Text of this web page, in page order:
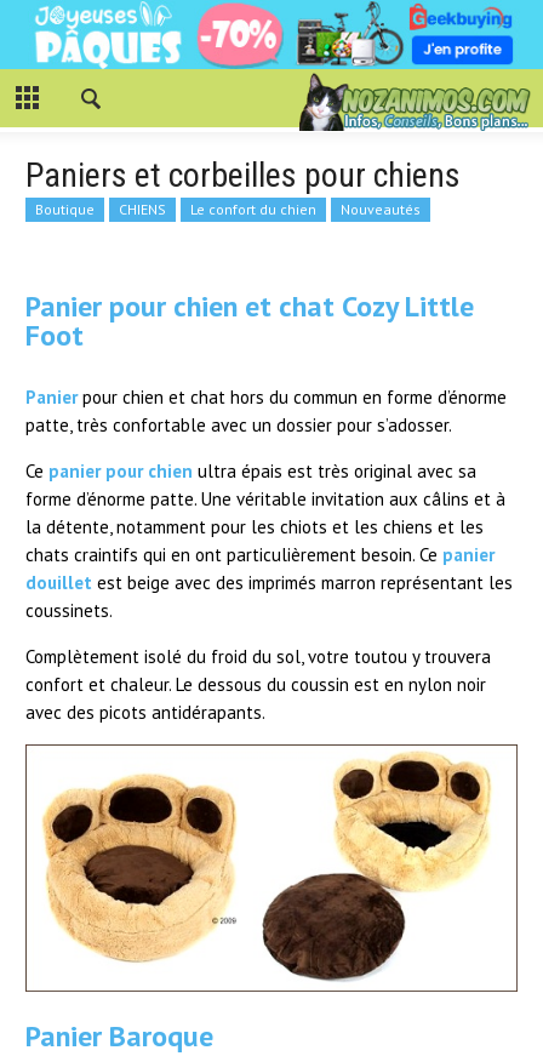
Paniers et corbeilles pour chiens
Boutique CHIENS Le confort du chien Nouveautés
Panier pour chien et chat Cozy Little
Foot
Panierpour chien et chat hors du commun en forme d’énorme
patte, très confortable avec un dossier pour s’adosser.
Ce panier pour chien ultra épais est très original avec sa
forme d’énorme patte. Une véritable invitation aux câlins et à
la détente, notamment pour les chiots et les chiens et les
chats craintifs qui en ont particulièrement besoin. Ce panier
douillet est beige avec des imprimés marron représentant les
coussinets.
Complètement isolé du froid du sol, votre toutou y trouvera
confort et chaleur. Le dessous du coussin est en nylon noir
avec des picots antidérapants.
Panier Baroque